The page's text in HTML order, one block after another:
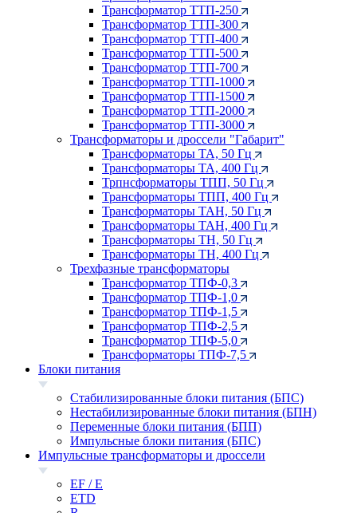
Трансформатор ТТП-250
Трансформатор ТТП-300
Трансформатор ТТП-400
Трансформатор ТТП-500
Трансформатор ТТП-700
Трансформатор ТТП-1000
Трансформатор ТТП-1500
Трансформатор ТТП-2000
Трансформатор ТТП-3000
Трансформаторы и дроссели "Габарит"
Трансформаторы ТА, 50 Гц
Трансформаторы ТА, 400 Гц
Трпнсформаторы ТПП, 50 Гц
Трансформаторы ТПП, 400 Гц
Трансформаторы ТАН, 50 Гц
Трансформаторы ТАН, 400 Гц
Трансформаторы ТН, 50 Гц
Трансформаторы ТН, 400 Гц
Трехфазные трансформаторы
Трансформатор ТПФ-0,3
Трансформатор ТПФ-1,0
Трансформатор ТПФ-1,5
Трансформатор ТПФ-2,5
Трансформатор ТПФ-5,0
Трансформаторы ТПФ-7,5
Блоки питания
Стабилизированные блоки питания (БПС)
Нестабилизированные блоки питания (БПН)
Переменные блоки питания (БПП)
Импульсные блоки питания (БПС)
Импульсные трансформаторы и дроссели
EF / E
ETD